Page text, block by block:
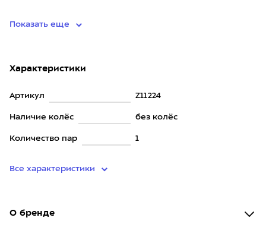
Показать еще
Характеристики
Артикул Z11224
Наличие колёс без колёс
Количество пар 1
Все характеристики
О бренде